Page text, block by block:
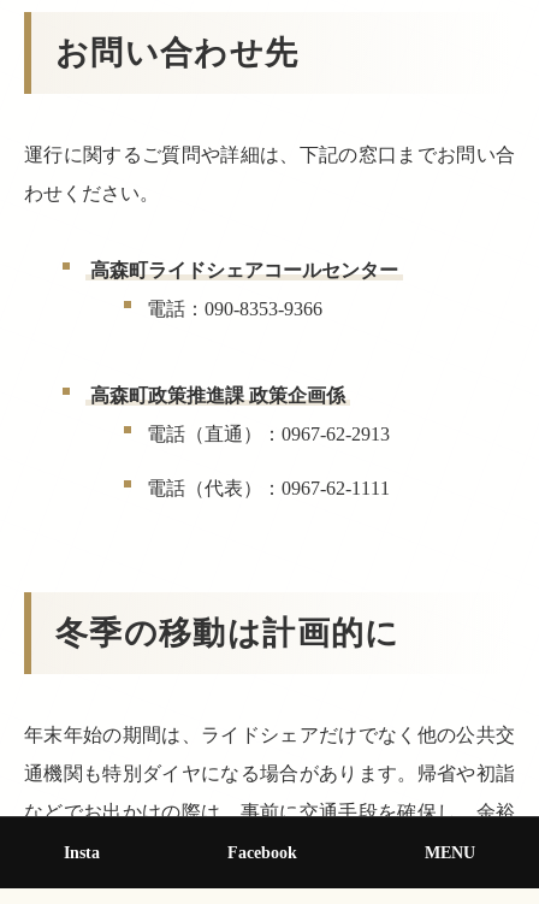
お問い合わせ先
運行に関するご質問や詳細は、下記の窓口までお問い合
わせください。
高森町ライドシェアコールセンター
電話：090-8353-9366
高森町政策推進課 政策企画係
電話（直通）：0967-62-2913
電話（代表）：0967-62-1111
冬季の移動は計画的に
年末年始の期間は、ライドシェアだけでなく他の公共交
通機関も特別ダイヤになる場合があります。帰省や初詣
などでお出かけの際は、事前に交通手段を確保し、余裕
を持った計画を立てるようにしましょう。
Insta Facebook MENU